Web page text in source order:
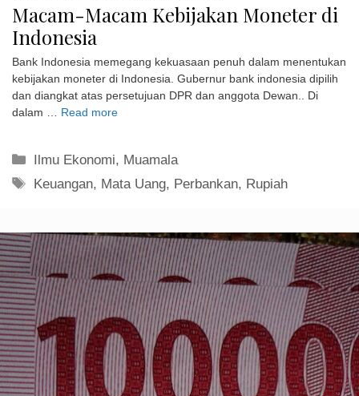
Macam-Macam Kebijakan Moneter di
Indonesia
Bank Indonesia memegang kekuasaan penuh dalam menentukan
kebijakan moneter di Indonesia. Gubernur bank indonesia dipilih
dan diangkat atas persetujuan DPR dan anggota Dewan.. Di
dalam … Read more
Kategori
Ilmu Ekonomi, Muamala
Tag
Keuangan, Mata Uang, Perbankan, Rupiah